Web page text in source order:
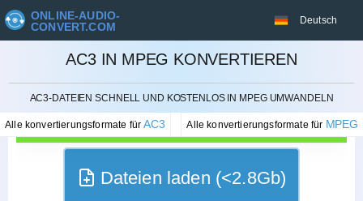
ONLINE-AUDIO-
CONVERT.COM
Deutsch
AC3 IN MPEG KONVERTIEREN
AC3-DATEIEN SCHNELL UND KOSTENLOS IN MPEG UMWANDELN
Alle konvertierungsformate fürAC3 Alle konvertierungsformate für MPEG
STORNIEREN
Dateien laden (<2.8Gb)